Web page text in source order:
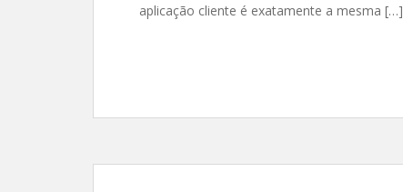
aplicação cliente é exatamente a mesma […]